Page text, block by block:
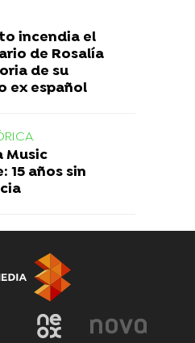
incendia el
de Rosalía
de su
ex español
Music
15 años sin